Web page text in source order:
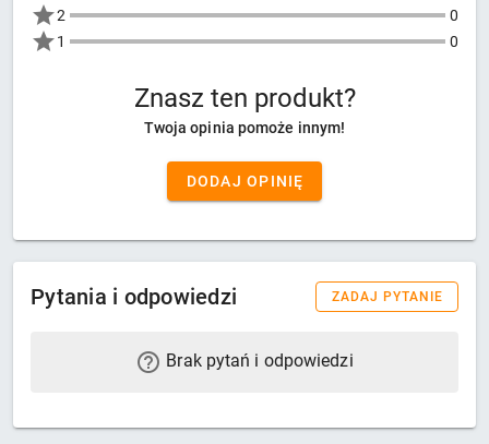
2
0
1
0
Znasz ten produkt?
Twoja opinia pomoże innym!
DODAJ OPINIĘ
Pytania i odpowiedzi ZADAJ PYTANIE
Brak pytań i odpowiedzi